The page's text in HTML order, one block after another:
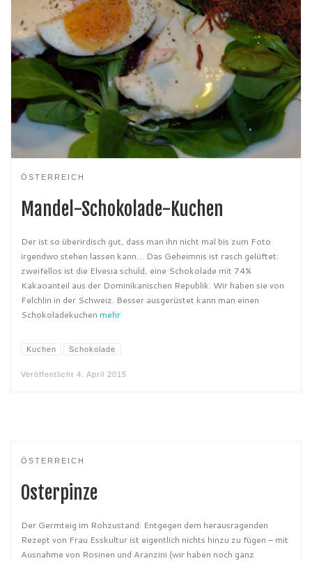
ÖSTERREICH
Mandel-Schokolade-Kuchen
Der ist so überirdisch gut, dass man ihn nicht mal bis zum Foto
irgendwo stehen lassen kann… Das Geheimnis ist rasch gelüftet:
zweifellos ist die Elvesia schuld, eine Schokolade mit 74%
Kakaoanteil aus der Dominikanischen Republik. Wir haben sie von
Felchlin in der Schweiz. Besser ausgerüstet kann man einen
Schokoladekuchen mehr
Kuchen Schokolade
Veröffentlicht 4. April 2015
ÖSTERREICH
Osterpinze
Der Germteig im Rohzustand: Entgegen dem herausragenden
Rezept von Frau Esskultur ist eigentlich nichts hinzu zu fügen – mit
Ausnahme von Rosinen und Aranzini (wir haben noch ganz